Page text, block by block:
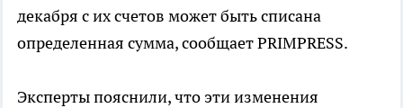
декабря с их счетов может быть списана
определенная сумма, сообщает PRIMPRESS.
Эксперты пояснили, что эти изменения